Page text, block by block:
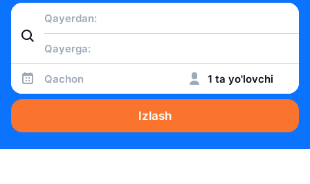
Qachon 1 ta yo'lovchi
Izlash